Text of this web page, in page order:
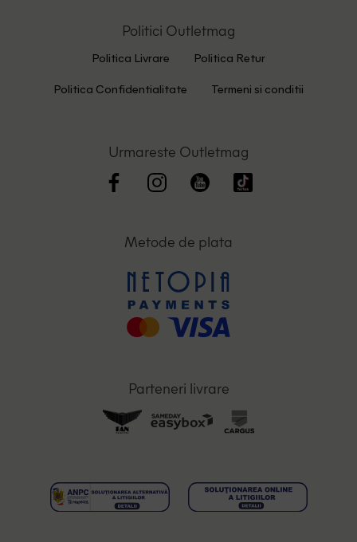
Politici Outletmag
Politica Livrare Politica Retur
Politica Confidentialitate Termeni si conditii
Urmareste Outletmag
Metode de plata
Parteneri livrare